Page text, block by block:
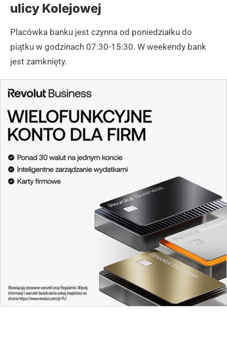
ulicy Kolejowej
Placówka banku jest czynna od poniedziałku do
piątku w godzinach 07:30-15:30. W weekendy bank
jest zamknięty.